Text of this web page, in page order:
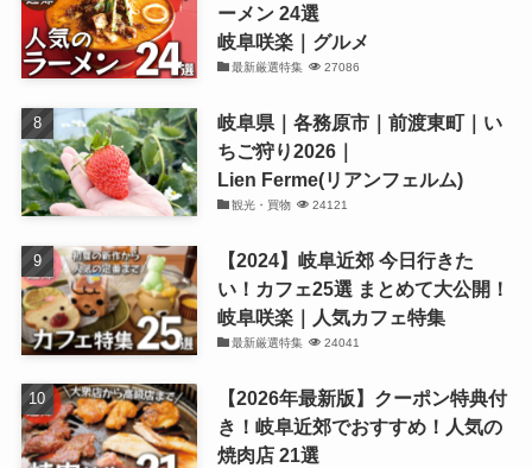
ーメン 24選
岐阜咲楽｜グルメ
最新厳選特集 27086
岐阜県｜各務原市｜前渡東町｜い
ちご狩り2026｜
Lien Ferme(リアンフェルム)
観光・買物 24121
【2024】岐阜近郊 今日行きた
い！カフェ25選 まとめて大公開！
岐阜咲楽｜人気カフェ特集
最新厳選特集 24041
【2026年最新版】クーポン特典付
き！岐阜近郊でおすすめ！人気の
焼肉店 21選